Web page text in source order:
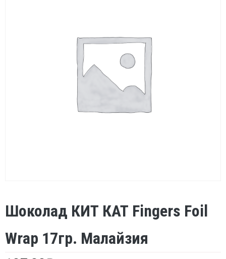
Шоколад КИТ КАТ Fingers Foil
Wrap 17гр. Малайзия